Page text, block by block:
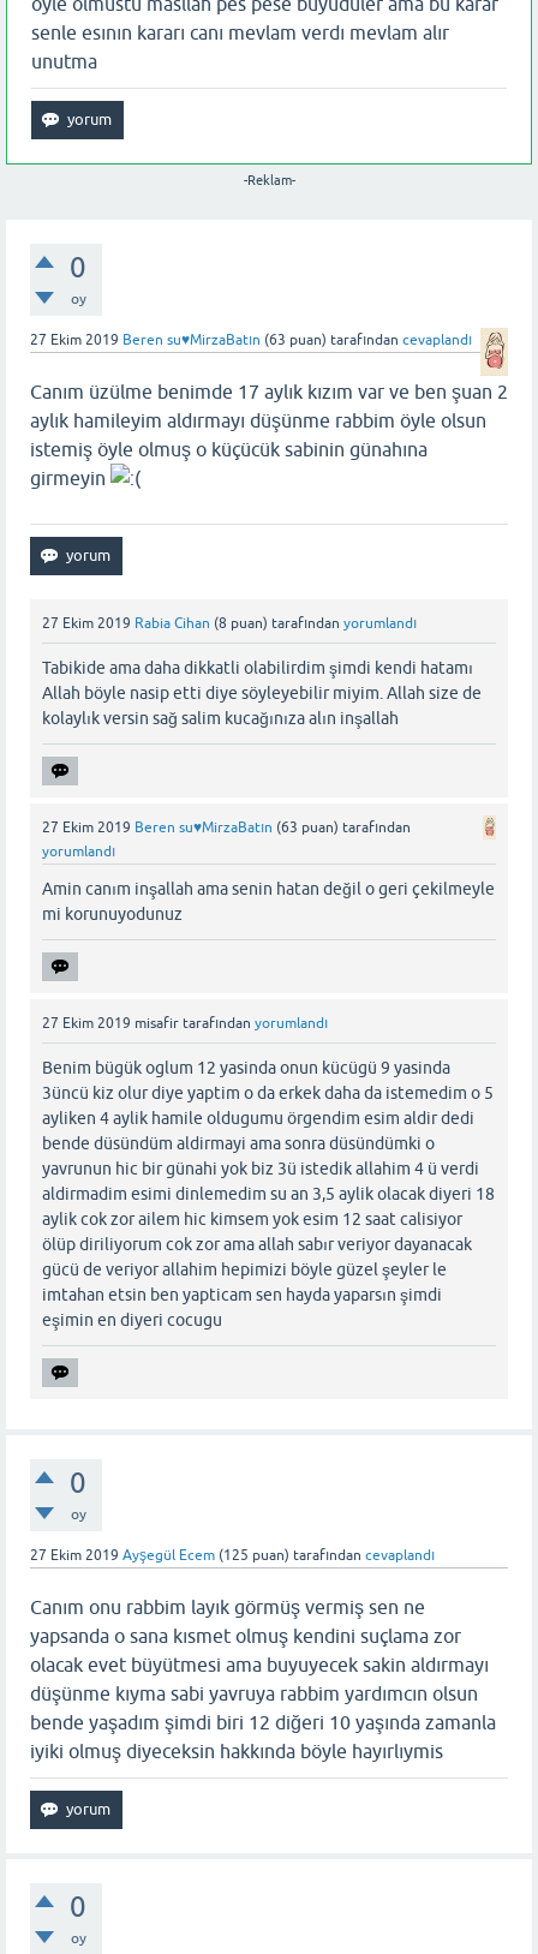
senle esının kararı canı mevlam verdı mevlam alır
unutma
-Reklam-
0
oy
27 Ekim 2019 Beren su♥️MirzaBatın (63 puan) tarafından cevaplandı
Canım üzülme benimde 17 aylık kızım var ve ben şuan 2
aylık hamileyim aldırmayı düşünme rabbim öyle olsun
istemiş öyle olmuş o küçücük sabinin günahına
girmeyin
27 Ekim 2019 Rabia Cihan (8 puan) tarafından yorumlandı
Tabikide ama daha dikkatli olabilirdim şimdi kendi hatamı
Allah böyle nasip etti diye söyleyebilir miyim. Allah size de
kolaylık versin sağ salim kucağınıza alın inşallah
27 Ekim 2019 Beren su♥️MirzaBatın (63 puan) tarafından
yorumlandı
Amin canım inşallah ama senin hatan değil o geri çekilmeyle
mi korunuyodunuz
27 Ekim 2019 misafir tarafından yorumlandı
Benim bügük oglum 12 yasinda onun kücügü 9 yasinda
3üncü kiz olur diye yaptim o da erkek daha da istemedim o 5
ayliken 4 aylik hamile oldugumu örgendim esim aldir dedi
bende düsündüm aldirmayi ama sonra düsündümki o
yavrunun hic bir günahi yok biz 3ü istedik allahim 4 ü verdi
aldirmadim esimi dinlemedim su an 3,5 aylik olacak diyeri 18
aylik cok zor ailem hic kimsem yok esim 12 saat calisiyor
ölüp diriliyorum cok zor ama allah sabır veriyor dayanacak
gücü de veriyor allahim hepimizi böyle güzel şeyler le
imtahan etsin ben yapticam sen hayda yaparsın şimdi
eşimin en diyeri cocugu
0
oy
27 Ekim 2019 Ayşegül Ecem (125 puan) tarafından cevaplandı
Canım onu rabbim layık görmüş vermiş sen ne
yapsanda o sana kısmet olmuş kendini suçlama zor
olacak evet büyütmesi ama buyuyecek sakin aldırmayı
düşünme kıyma sabi yavruya rabbim yardımcın olsun
bende yaşadım şimdi biri 12 diğeri 10 yaşında zamanla
iyiki olmuş diyeceksin hakkında böyle hayırlıymis
0
oy